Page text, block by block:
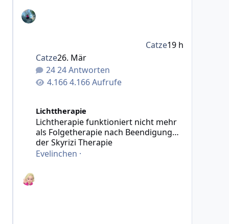
24 Antworten
4.166 Aufrufe
Catze26. Mär
Catze19 h
Lichttherapie
Lichtherapie funktioniert nicht mehr
als Folgetherapie nach Beendigung
der Skyrizi Therapie
Evelinchen ·